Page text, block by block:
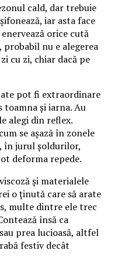
cald, dar trebuie
iar asta face
orice cută
nu e alegerea
cu zi, chiar dacă pe
pot fi extraordinare
toamna și iarna. Au
alegi din reflex.
se așază în zonele
în jurul șoldurilor,
deforma repede.
și materialele
o ținută care să arate
multe dintre ele trec
însă ca
prea lucioasă, altfel
festiv decât